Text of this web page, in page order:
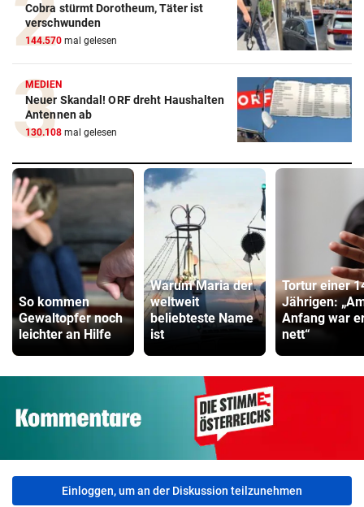
Cobra stürmt Dorotheum, Täter ist
verschwunden
144.570 mal gelesen
MEDIEN
Neuer Skandal! ORF dreht Haushalten
Antennen ab
130.108 mal gelesen
So kommen
Gewaltopfer noch
leichter an Hilfe
Warum Maria der
weltweit
beliebteste Name
ist
Tortur einer
Jährigen:
Anfang war
nett“
Einloggen, um an der Diskussion teilzunehmen